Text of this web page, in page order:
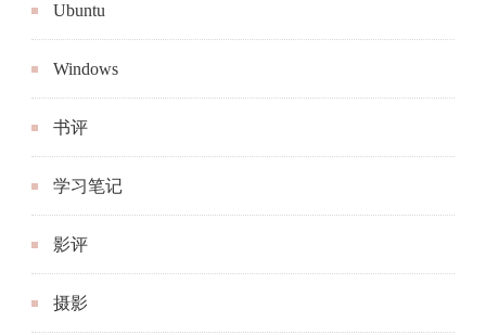
Ubuntu
Windows
书评
学习笔记
影评
摄影